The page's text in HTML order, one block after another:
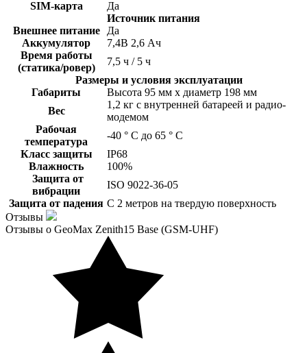
SIM-карта
Да
Источник питания
Внешнее питание
Да
Аккумулятор
7,4В 2,6 Ач
Время работы
(статика/ровер)
7,5 ч / 5 ч
Размеры и условия эксплуатации
Габариты
Высота 95 мм х диаметр 198 мм
Вес
1,2 кг с внутренней батареей и радио-
модемом
Рабочая
температура
-40 ° C до 65 ° C
Класс защиты
IP68
Влажность
100%
Защита от
вибрации
ISO 9022-36-05
Защита от падения С 2 метров на твердую поверхность
Отзывы
Отзывы о GeoMax Zenith15 Base (GSM-UHF)